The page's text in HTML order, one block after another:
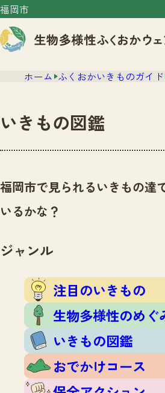
福岡市
センター紹介
センター紹介TOP
サイトポリシー
ニュース
いきものガイド
注目のいきもの
生物多様性のめぐみ
いきもの図鑑
おでかけコース
保全アクション
イベント
いきもの調査隊
調査レポート
調査レポートTOP
調査結果
ふくおかいきものマッ
マッチング
マッチングTOP
お問合せ
ホーム ふくおかいきものガイド
いきもの図鑑
福岡市で見られるいきもの達
いるかな？
ジャンル
注目のいきもの
生物多様性のめぐ
いきもの図鑑
おでかけコース